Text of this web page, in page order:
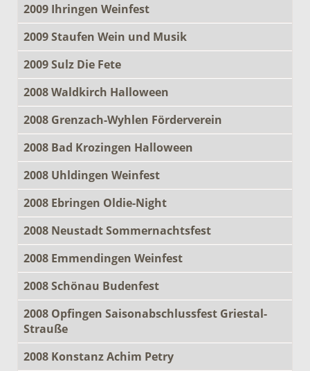
2009 Ihringen Weinfest
2009 Staufen Wein und Musik
2009 Sulz Die Fete
2008 Waldkirch Halloween
2008 Grenzach-Wyhlen Förderverein
2008 Bad Krozingen Halloween
2008 Uhldingen Weinfest
2008 Ebringen Oldie-Night
2008 Neustadt Sommernachtsfest
2008 Emmendingen Weinfest
2008 Schönau Budenfest
2008 Opfingen Saisonabschlussfest Griestal-
Strauße
2008 Konstanz Achim Petry